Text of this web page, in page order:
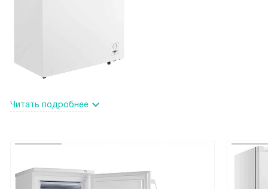
Читать подробнее